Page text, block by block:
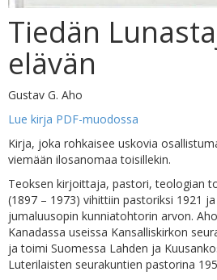
Tiedän
elävän
Gustav G. Aho
Lue kirja PDF-muodossa
Kirja, joka rohkaisee uskovia
viemään ilosanomaa toisillekin.
Teoksen kirjoittaja, pastori, teologian
(1897 – 1973) vihittiin pastoriksi 1921
jumaluusopin kunniatohtorin arvon.
Kanadassa useissa Kansalliskirkon
ja toimi Suomessa Lahden ja
Luterilaisten seurakuntien pastorina